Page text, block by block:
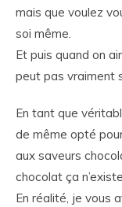
mais que voulez
soi même.
Et puis quand on
peut pas vraiment
En tant que
de même opté
aux saveurs
chocolat ça
En réalité, je vous